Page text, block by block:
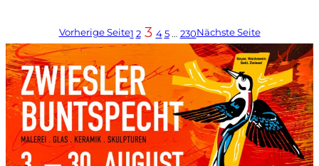
Vorherige Seite1 2 3 4 5 … 230Nächste Seite